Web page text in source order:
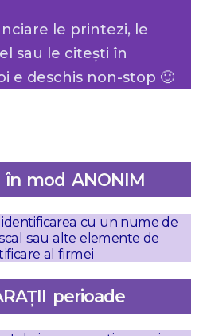
le printezi, le
sau le citești în
e deschis non-stop 🙂
în mod ANONIM
cu un nume de
sau alte elemente de
al firmei
perioade